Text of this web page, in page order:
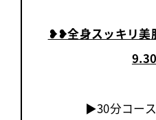
❥︎❥全身スッキリ
▶30分コー